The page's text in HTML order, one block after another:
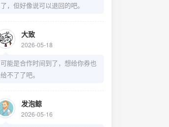
了，但好像说可以退回的吧。
大致
2026-05-18
可能是合作时间到了，想给你券也
给不了了吧。
发泡鲸
2026-05-16